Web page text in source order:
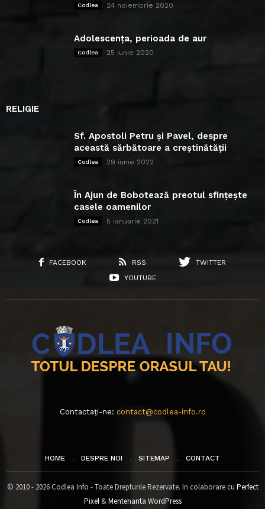
Codlea 24 noiembrie 2020
Adolescența, perioada de aur
Codlea 25 iunie 2020
RELIGIE
Sf. Apostoli Petru și Pavel, despre
această sărbătoare a creștinătății
Codlea 29 iunie 2022
În Ajun de Bobotează preotul sfințește
casele oamenilor
Codlea 5 ianuarie 2021
FACEBOOK RSS
TWITTER
YOUTUBE
Contactați-ne: contact@codlea-info.ro
HOME DESPRE NOI SITEMAP CONTACT
© 2010 - 2026 Codlea Info - Toate Drepturile Rezervate. In colaborare cu Perfect
Pixel&Mentenanta WordPress